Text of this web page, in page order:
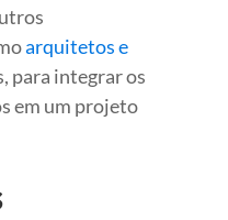
arquitetos e
para integrar os
em um projeto